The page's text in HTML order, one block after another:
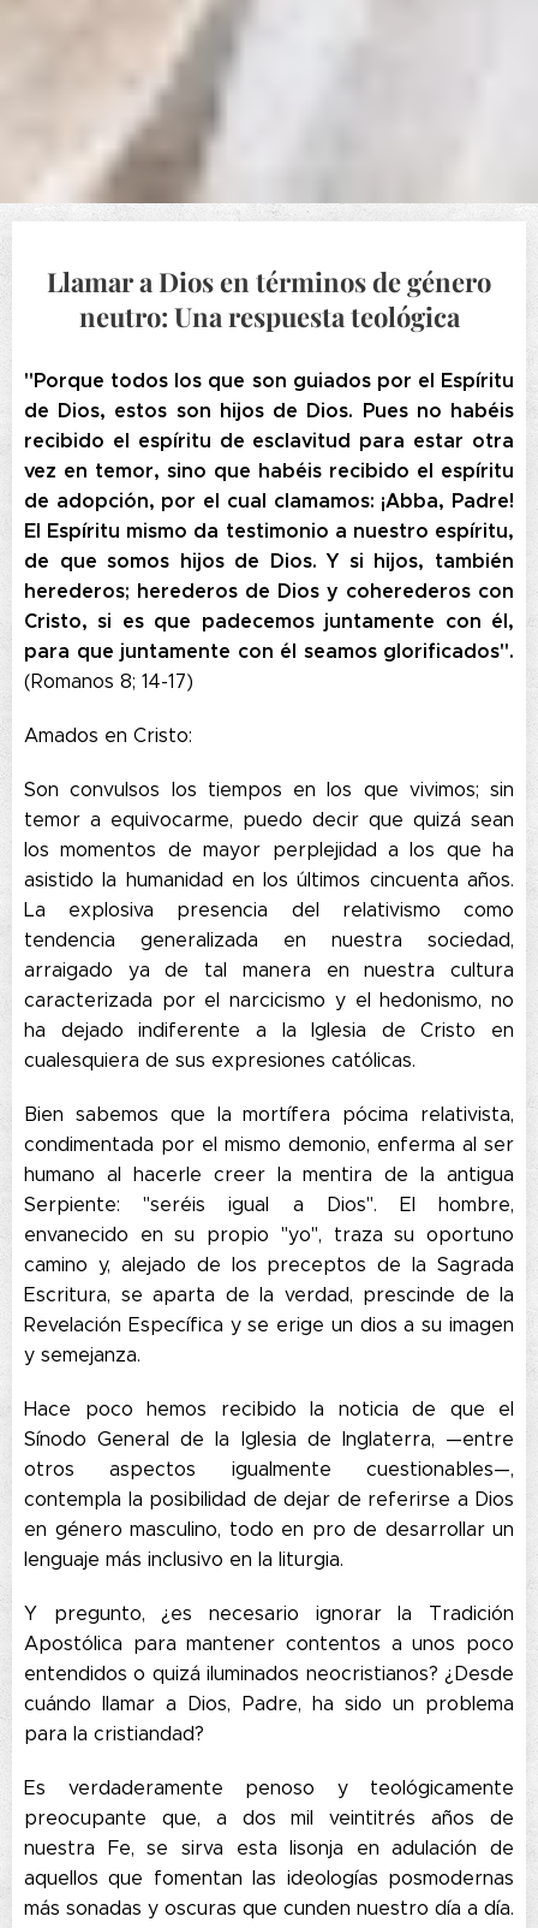
Llamar a Dios en términos de género
neutro: Una respuesta teológica
"Porque todos los que son guiados por el Espíritu
de Dios, estos son hijos de Dios. Pues no habéis
recibido el espíritu de esclavitud para estar otra
vez en temor, sino que habéis recibido el espíritu
de adopción, por el cual clamamos: ¡Abba, Padre!
El Espíritu mismo da testimonio a nuestro espíritu,
de que somos hijos de Dios. Y si hijos, también
herederos; herederos de Dios y coherederos con
Cristo, si es que padecemos juntamente con él,
para que juntamente con él seamos glorificados".
(Romanos 8; 14-17)
Amados en Cristo:
Son convulsos los tiempos en los que vivimos; sin
temor a equivocarme, puedo decir que quizá sean
los momentos de mayor perplejidad a los que ha
asistido la humanidad en los últimos cincuenta años.
La explosiva presencia del relativismo como
tendencia generalizada en nuestra sociedad,
arraigado ya de tal manera en nuestra cultura
caracterizada por el narcicismo y el hedonismo, no
ha dejado indiferente a la Iglesia de Cristo en
cualesquiera de sus expresiones católicas.
Bien sabemos que la mortífera pócima relativista,
condimentada por el mismo demonio, enferma al ser
humano al hacerle creer la mentira de la antigua
Serpiente: "seréis igual a Dios". El hombre,
envanecido en su propio "yo", traza su oportuno
camino y, alejado de los preceptos de la Sagrada
Escritura, se aparta de la verdad, prescinde de la
Revelación Específica y se erige un dios a su imagen
y semejanza.
Hace poco hemos recibido la noticia de que el
Sínodo General de la Iglesia de Inglaterra, —entre
otros aspectos igualmente cuestionables—,
contempla la posibilidad de dejar de referirse a Dios
en género masculino, todo en pro de desarrollar un
lenguaje más inclusivo en la liturgia.
Y pregunto, ¿es necesario ignorar la Tradición
Apostólica para mantener contentos a unos poco
entendidos o quizá iluminados neocristianos? ¿Desde
cuándo llamar a Dios, Padre, ha sido un problema
para la cristiandad?
Es verdaderamente penoso y teológicamente
preocupante que, a dos mil veintitrés años de
nuestra Fe, se sirva esta lisonja en adulación de
aquellos que fomentan las ideologías posmodernas
más sonadas y oscuras que cunden nuestro día a día.